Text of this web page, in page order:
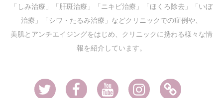
「しみ治療」「肝斑治療」「ニキビ治療」「ほくろ除去」「いぼ
治療」「シワ・たるみ治療」などクリニックでの症例や、
美肌とアンチエイジングをはじめ、クリニックに携わる様々な情
報を紹介しています。
Twitter FacebookYoutube InstagramAmeblo